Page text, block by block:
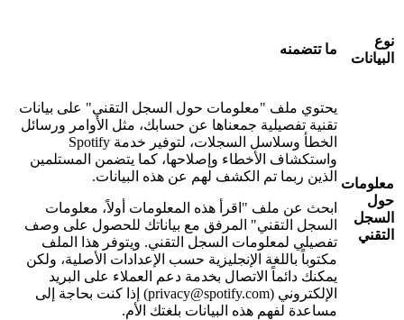
نوع
البيانات
ما تتضمنه
معلومات
حول
السجل
التقني
يحتوي ملف "معلومات حول السجل التقني" على بيانات
تقنية تفصيلية جمعناها عن حسابك، مثل الأوامر ورسائل
الخطأ وسلاسل السجلات، لتوفير خدمة Spotify
واستكشاف الأخطاء وإصلاحها، كما يتضمن المستلمين
الذين ربما تم الكشف لهم عن هذه البيانات.
ابحث عن ملف "اقرأ هذه المعلومات أولاً، معلومات
السجل التقني" المرفق مع بياناتك للحصول على وصف
تفصيلي لمعلومات السجل التقني. ويتوفر هذا الملف
مكتوباً باللغة الإنجليزية حسب الإعدادات الأصلية، ولكن
يمكنك دائماً الاتصال بخدمة دعم العملاء على البريد
الإلكتروني (privacy@spotify.com) إذا كنت بحاجة إلى
مساعدة لفهم هذه البيانات بلغتك الأم.